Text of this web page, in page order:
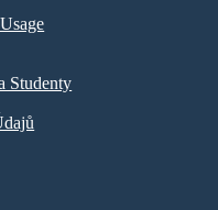
Studenty